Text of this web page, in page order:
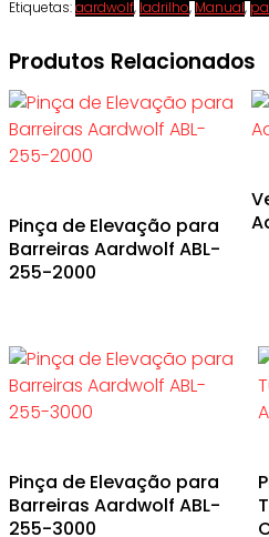
Etiquetas:aardwolf, ladrilho,Manual,
Produtos Relacionados
Pinça de Elevação para
Barreiras Aardwolf ABL-
255-2000
Pinça de Elevação para
Barreiras Aardwolf ABL-
255-3000